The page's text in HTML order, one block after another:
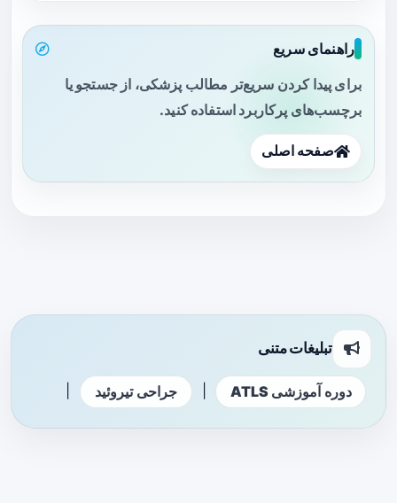
راهنمای سریع
برای پیدا کردن سریع‌تر مطالب پزشکی، از جستجو یا
برچسب‌های پرکاربرد استفاده کنید.
صفحه اصلی
تبلیغات متنی
دوره آموزشی ATLS جراحی تیروئید